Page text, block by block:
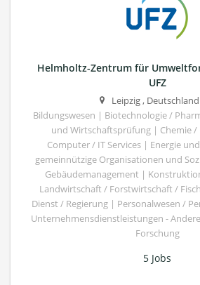
Helmholtz-Zentrum für
UFZ
Leipzig, Deutschland
Bildungswesen | Biotechnologie /
und Wirtschaftsprüfung | Chemie /
Computer / IT Services | Energie
gemeinnützige Organisationen und
Gebäudemanagement |
Landwirtschaft / Forstwirtschaft /
Dienst / Regierung | Personalwesen /
Unternehmensdienstleistungen -
Forschung
5 Jobs